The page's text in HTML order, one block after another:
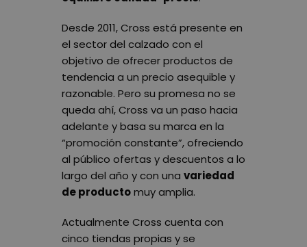
Desde 2011, Cross está presente en
el sector del calzado con el
objetivo de ofrecer productos de
tendencia a un precio asequible y
razonable. Pero su promesa no se
queda ahí, Cross va un paso hacia
adelante y basa su marca en la
“promoción constante”, ofreciendo
al público ofertas y descuentos a lo
largo del año y con una variedad
de productomuy amplia.
Actualmente Cross cuenta con
cinco tiendas propias y se